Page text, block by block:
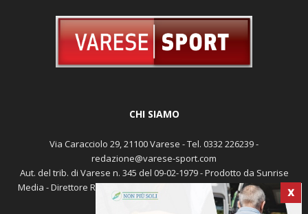
X
CHI SIAMO
Via Caracciolo 29, 21100 Varese - Tel. 0332 226239 -
redazione@varese-sport.com
Aut. del trib. di Varese n. 345 del 09-02-1979 - Prodotto da Sunrise
Media - Direttore Responsabile: Michele Marocco -Cookie policy
Pubblicità